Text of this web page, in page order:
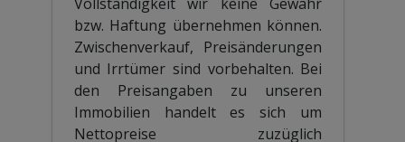
bzw. Haftung übernehmen können.
Zwischenverkauf, Preisänderungen
und Irrtümer sind vorbehalten. Bei
den Preisangaben zu unseren
Immobilien handelt es sich um
Nettopreise zuzüglich